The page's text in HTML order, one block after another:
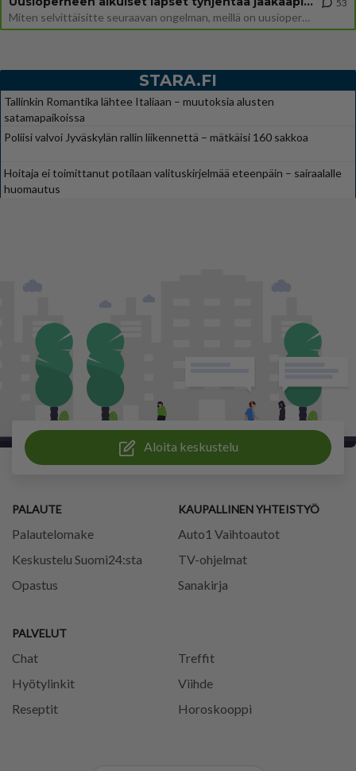
Miten selvittäisitte seuraavan ongelman, meillä on uusioperhe, minulla teini-ikäiset lapset ja puolisolla aikuiset, jotk
53
STARA.FI
Tallinkin Romantika lähtee Italiaan – muutoksia alusten
satamapaikoissa
Poliisi valvoi Jyväskylän rallin liikennettä – mätkäisi 160 sakkoa
Hoitaja ei toimittanut potilaan valituskirjelmää eteenpäin – sairaalalle
huomautus
Aloita keskustelu
PALAUTE
Palautelomake
Keskustelu Suomi24:sta
Opastus
PALVELUT
Chat
Treffit
Hyötylinkit
Viihde
Reseptit
Horoskooppi
KAUPALLINEN YHTEISTYÖ
Auto1 Vaihtoautot
TV-ohjelmat
Sanakirja